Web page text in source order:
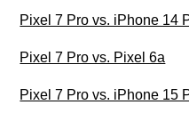
Pixel 7 Pro vs. iPhone 14
Pixel 7 Pro vs. Pixel 6a
Pixel 7 Pro vs. iPhone 15